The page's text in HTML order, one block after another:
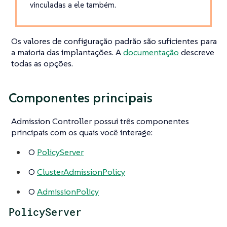
vinculadas a ele também.
Os valores de configuração padrão são suficientes para
a maioria das implantações. Adocumentação descreve
todas as opções.
Componentes principais
Admission Controller possui três componentes
principais com os quais você interage:
O PolicyServer
O ClusterAdmissionPolicy
O AdmissionPolicy
PolicyServer